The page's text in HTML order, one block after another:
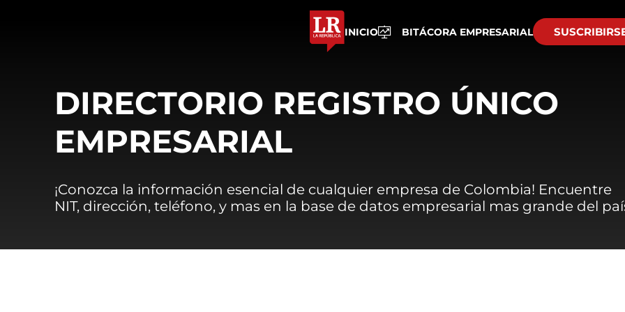
INICIO BITÁCORA EMPRESARIAL
DIRECTORIO REGISTRO ÚNICO
EMPRESARIAL
¡Conozca la información esencial de cualquier empresa de Colombia! Encuentre
NIT, dirección, teléfono, y mas en la base de datos empresarial mas grande del